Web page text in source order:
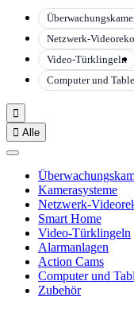
Netzwerk-
Video-Türklingeln
Computer und

 Alle
Kamerasysteme
Netzwerk-
Smart Home
Video-Türklingeln
Alarmanlagen
Action Cams
Computer und
Zubehör